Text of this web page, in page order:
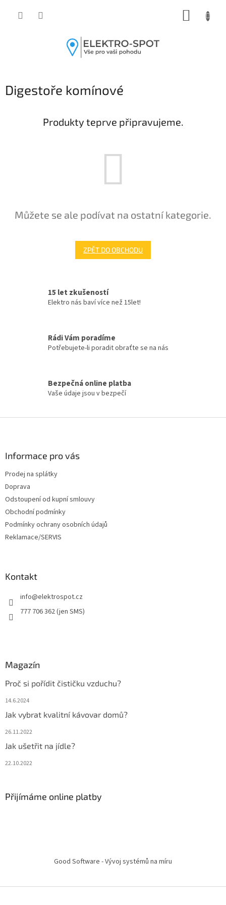
Digestoře komínové
Produkty teprve připravujeme.
Můžete se ale podívat na ostatní kategorie.
ZPĚT DO OBCHODU
15 let zkušeností
Elektro nás baví více než 15let!
Rádi Vám poradíme
Potřebujete-li poradit obraťte se na nás
Bezpečná online platba
Vaše údaje jsou v bezpečí
Informace pro vás
Prodej na splátky
Doprava
Odstoupení od kupní smlouvy
Obchodní podmínky
Podmínky ochrany osobních údajů
Reklamace/SERVIS
Kontakt
info@elektrospot.cz
777 706 362 (jen SMS)
Magazín
Proč si pořídit čističku vzduchu?
14.6.2024
Jak vybrat kvalitní kávovar domů?
26.11.2022
Jak ušetřit na jídle?
22.10.2022
Přijímáme online platby
Good Software - Vývoj systémů na míru